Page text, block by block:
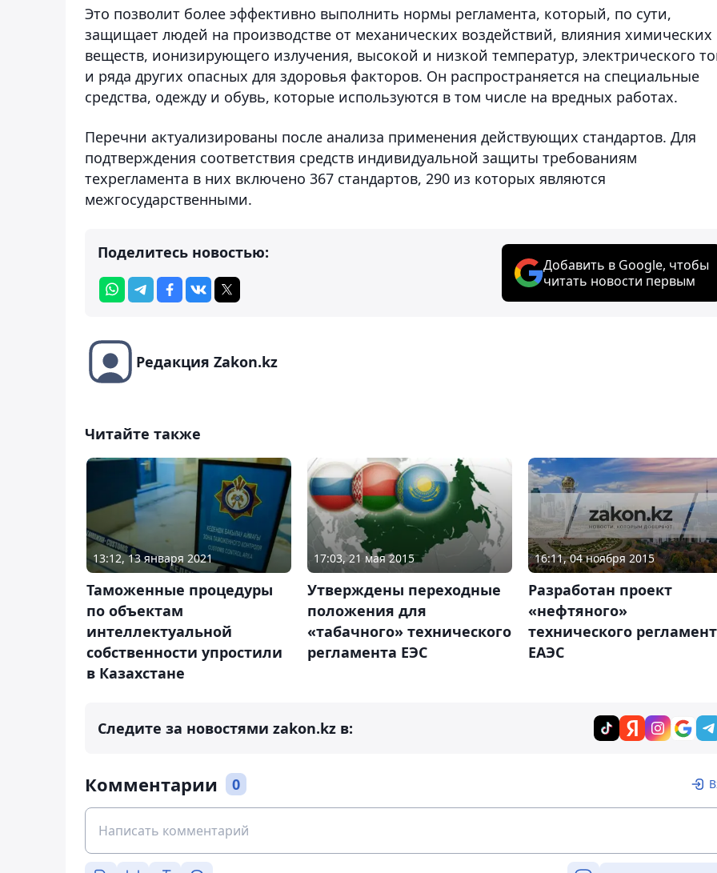
Это позволит более эффективно выполнить нормы регламента, который, по сути,
защищает людей на производстве от механических воздействий, влияния химических
веществ, ионизирующего излучения, высокой и низкой температур, электрического
и ряда других опасных для здоровья факторов. Он распространяется на специальные
средства, одежду и обувь, которые используются в том числе на вредных работах.
Перечни актуализированы после анализа применения действующих стандартов. Для
подтверждения соответствия средств индивидуальной защиты требованиям
техрегламента в них включено 367 стандартов, 290 из которых являются
межгосударственными.
Поделитесь новостью:
Добавить в Google, чтобы
читать новости первым
Редакция Zakon.kz
Читайте также
13:12, 13 января 2021
Таможенные процедуры
по объектам
интеллектуальной
собственности упростили
в Казахстане
17:03, 21 мая 2015
Утверждены переходные
положения для
«табачного» технического
регламента ЕЭС
16:11, 04 ноября 2015
Разработан проект
«нефтяного»
технического
ЕАЭС
Следите за новостями zakon.kz в:
Комментарии 0